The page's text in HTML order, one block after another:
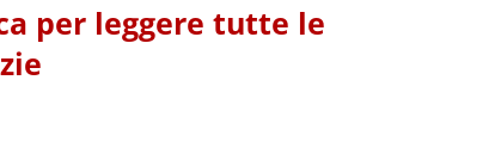
per leggere tutte le